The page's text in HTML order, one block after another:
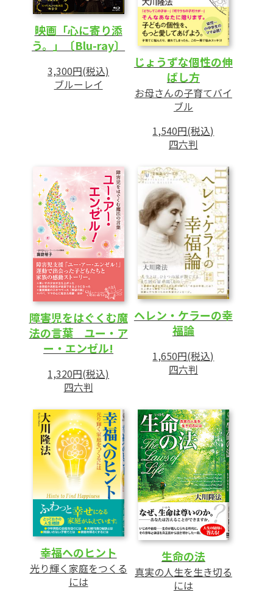
映画「心に寄り添
う。」〔Blu-ray〕
3,300円(税込)
ブルーレイ
じょうずな個性の伸
ばし方
お母さんの子育てバイ
ブル
1,540円(税込)
四六判
障害児をはぐくむ魔
法の言葉 ユー・ア
ー・エンゼル!
1,320円(税込)
四六判
ヘレン・ケラーの幸
福論
1,650円(税込)
四六判
幸福へのヒント
光り輝く家庭をつくる
には
生命の法
真実の人生を生き切る
には